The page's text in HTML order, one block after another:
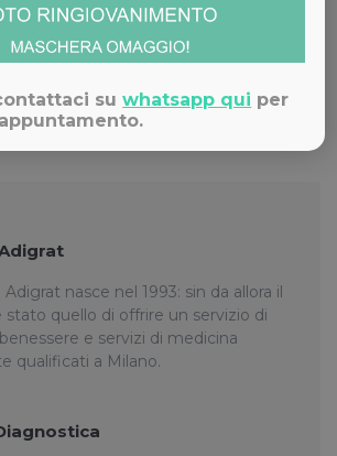
Contattaci!
nasce nel 1993: sin da allora il
quello di offrire un servizio di
e servizi di medicina
qualificati a Milano.
suwhatsapp qui per